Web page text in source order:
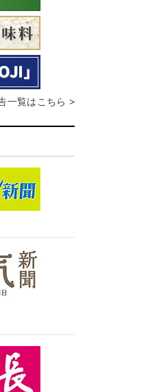
一覧はこちら >